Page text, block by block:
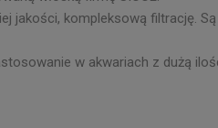
jakości, kompleksową filtrację.
w akwariach z dużą